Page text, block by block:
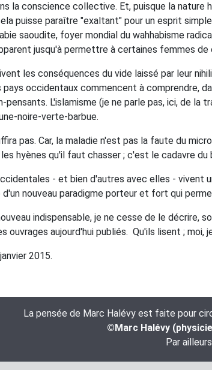
la conscience collective. Et, puisque la
puisse paraître "exaltant" pour un esprit
saoudite, foyer mondial du wahhabisme
jusqu'à permettre à certaines femmes de
les conséquences du vide laissé par leur
occidentaux commencent à comprendre,
pensants. L'islamisme (je ne parle pas, ici, de la
noire-verte-barbue.
pas. Car, la maladie n'est pas la faute du
hyènes qu'il faut chasser ; c'est le cadavre du
- et bien d'autres avec elles - vivent
nouveau paradigme porteur et fort qui
indispensable, je ne cesse de le décrire,
ouvrages aujourd'hui publiés. Qu'ils lisent ; moi,
2015.
La pensée de Marc Halévy est faite pour
©Marc Halévy
Par